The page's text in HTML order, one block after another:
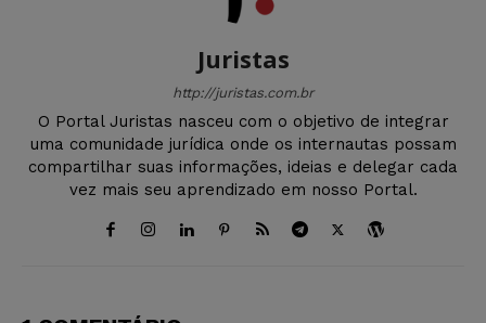
Juristas
http://juristas.com.br
O Portal Juristas nasceu com o objetivo de integrar
uma comunidade jurídica onde os internautas possam
compartilhar suas informações, ideias e delegar cada
vez mais seu aprendizado em nosso Portal.